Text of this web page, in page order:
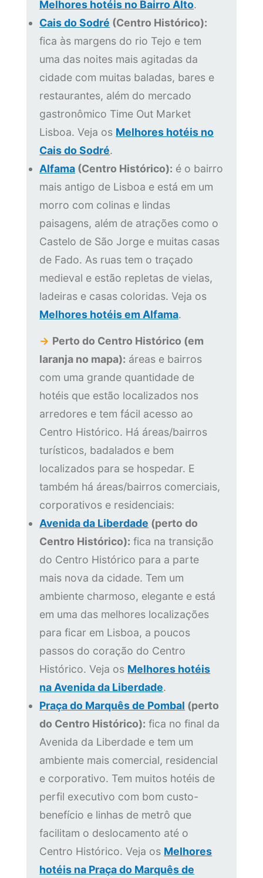
Melhores hotéis no Bairro Alto.
Cais do Sodré (Centro Histórico):
fica às margens do rio Tejo e tem
uma das noites mais agitadas da
cidade com muitas baladas, bares e
restaurantes, além do mercado
gastronômico Time Out Market
Lisboa. Veja os Melhores hotéis no
Cais do Sodré.
Alfama (Centro Histórico): é o bairro
mais antigo de Lisboa e está em um
morro com colinas e lindas
paisagens, além de atrações como o
Castelo de São Jorge e muitas casas
de Fado. As ruas tem o traçado
medieval e estão repletas de vielas,
ladeiras e casas coloridas. Veja os
Melhores hotéis em Alfama.
→ Perto do Centro Histórico (em
laranja no mapa): áreas e bairros
com uma grande quantidade de
hotéis que estão localizados nos
arredores e tem fácil acesso ao
Centro Histórico. Há áreas/bairros
turísticos, badalados e bem
localizados para se hospedar. E
também há áreas/bairros comerciais,
corporativos e residenciais:
Avenida da Liberdade (perto do
Centro Histórico): fica na transição
do Centro Histórico para a parte
mais nova da cidade. Tem um
ambiente charmoso, elegante e está
em uma das melhores localizações
para ficar em Lisboa, a poucos
passos do coração do Centro
Histórico. Veja os Melhores hotéis
na Avenida da Liberdade.
Praça do Marquês de Pombal (perto
do Centro Histórico): fica no final da
Avenida da Liberdade e tem um
ambiente mais comercial, residencial
e corporativo. Tem muitos hotéis de
perfil executivo com bom custo-
benefício e linhas de metrô que
facilitam o deslocamento até o
Centro Histórico. Veja os Melhores
hotéis na Praça do Marquês de